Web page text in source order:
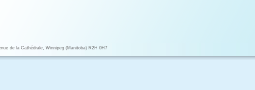
de la Cathédrale, Winnipeg (Manitoba) R2H 0H7